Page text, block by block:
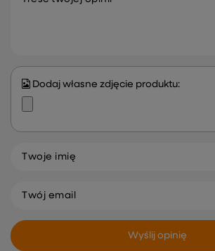
Dodaj własne zdjęcie produktu:
Twoje imię
Twój email
Wyślij opinię